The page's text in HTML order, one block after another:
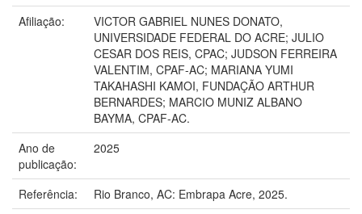
Afiliação:
VICTOR GABRIEL NUNES DONATO,
UNIVERSIDADE FEDERAL DO ACRE; JULIO
CESAR DOS REIS, CPAC; JUDSON FERREIRA
VALENTIM, CPAF-AC; MARIANA YUMI
TAKAHASHI KAMOI, FUNDAÇÃO ARTHUR
BERNARDES; MARCIO MUNIZ ALBANO
BAYMA, CPAF-AC.
Ano de
publicação:
2025
Referência:
Rio Branco, AC: Embrapa Acre, 2025.